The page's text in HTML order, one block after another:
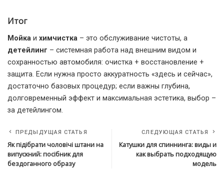
Итог
Мойка и химчистка – это обслуживание чистоты, а
детейлинг – системная работа над внешним видом и
сохранностью автомобиля: очистка + восстановление +
защита. Если нужна просто аккуратность «здесь и сейчас»,
достаточно базовых процедур; если важны глубина,
долговременный эффект и максимальная эстетика, выбор –
за детейлингом.
ПРЕДЫДУЩАЯ СТАТЬЯ
Як підібрати чоловічі штани на
випускний: посібник для
бездоганного образу
СЛЕДУЮЩАЯ СТАТЬЯ
Катушки для спиннинга: виды и
как выбрать подходящую
модель